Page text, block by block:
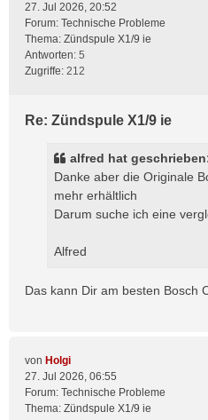
27. Jul 2026, 20:52
Forum: Technische Probleme
Thema: Zündspule X1/9 ie
Antworten: 5
Zugriffe: 212
Re: Zündspule X1/9 ie
alfred hat
Danke aber die Originale
mehr erhältlich
Darum suche ich eine
Alfred
Das kann Dir am besten Bosch
von Holgi
27. Jul 2026, 06:55
Forum: Technische Probleme
Thema: Zündspule X1/9 ie